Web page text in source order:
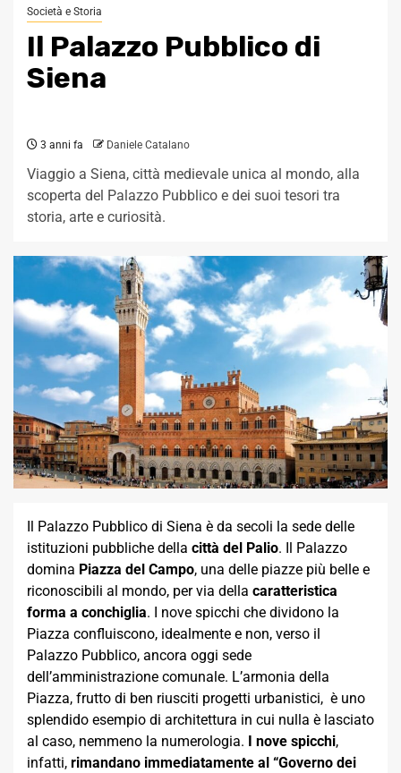
Società e Storia
Il Palazzo Pubblico di
Siena
3 anni fa Daniele Catalano
Viaggio a Siena, città medievale unica al mondo, alla
scoperta del Palazzo Pubblico e dei suoi tesori tra
storia, arte e curiosità.
Il Palazzo Pubblico di Siena è da secoli la sede delle
istituzioni pubbliche della città del Palio. Il Palazzo
domina Piazza del Campo, una delle piazze più belle e
riconoscibili al mondo, per via della caratteristica
forma a conchiglia. I nove spicchi che dividono la
Piazza confluiscono, idealmente e non, verso il
Palazzo Pubblico, ancora oggi sede
dell’amministrazione comunale. L’armonia della
Piazza, frutto di ben riusciti progetti urbanistici, è uno
splendido esempio di architettura in cui nulla è lasciato
al caso, nemmeno la numerologia. I nove spicchi,
infatti, rimandano immediatamente al “Governo dei